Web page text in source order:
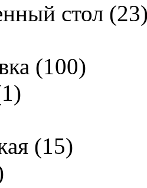
стол (23
(100)
1)
(15)